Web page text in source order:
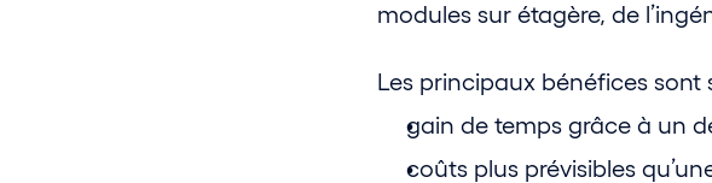
modules sur étagère, de
Les principaux bénéfices sont
gain de temps grâce à un
coûts plus prévisibles